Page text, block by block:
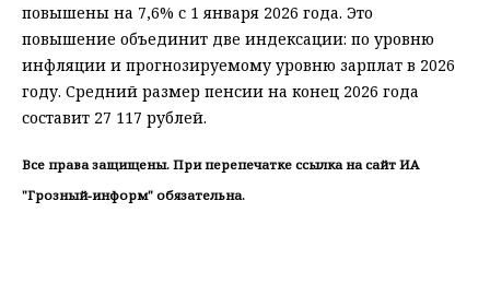
повышены на 7,6% с 1 января 2026 года. Это
повышение объединит две индексации: по уровню
инфляции и прогнозируемому уровню зарплат в 2026
году. Средний размер пенсии на конец 2026 года
составит 27 117 рублей.
Все права защищены. При перепечатке ссылка на сайт ИА
"Грозный-информ" обязательна.